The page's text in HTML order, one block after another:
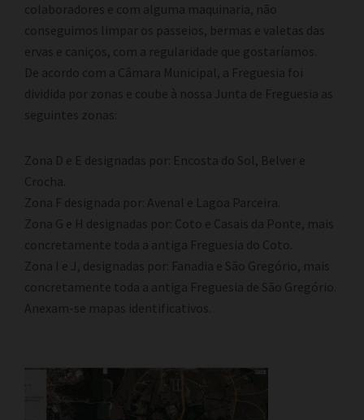
colaboradores e com alguma maquinaria, não
conseguimos limpar os passeios, bermas e valetas das
ervas e caniços, com a regularidade que gostaríamos.
De acordo com a Câmara Municipal, a Freguesia foi
dividida por zonas e coube à nossa Junta de Freguesia as
seguintes zonas:
Zona D e E designadas por: Encosta do Sol, Belver e
Crocha.
Zona F designada por: Avenal e Lagoa Parceira.
Zona G e H designadas por: Coto e Casais da Ponte, mais
concretamente toda a antiga Freguesia do Coto.
Zona I e J, designadas por: Fanadia e São Gregório, mais
concretamente toda a antiga Freguesia de São Gregório.
Anexam-se mapas identificativos.